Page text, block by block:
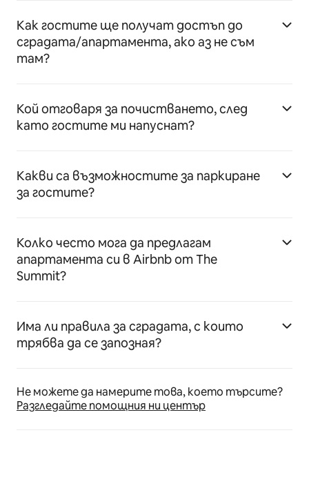
Как гостите ще получат достъп до
сградата/апартамента, ако аз не съм
там?
Кой отговаря за почистването, след
като гостите ми напуснат?
Какви са възможностите за паркиране
за гостите?
Колко често мога да предлагам
апартамента си в Airbnb от The
Summit?
Има ли правила за сградата, с които
трябва да се запозная?
Не можете да намерите това, което търсите?
Разгледайте помощния ни център